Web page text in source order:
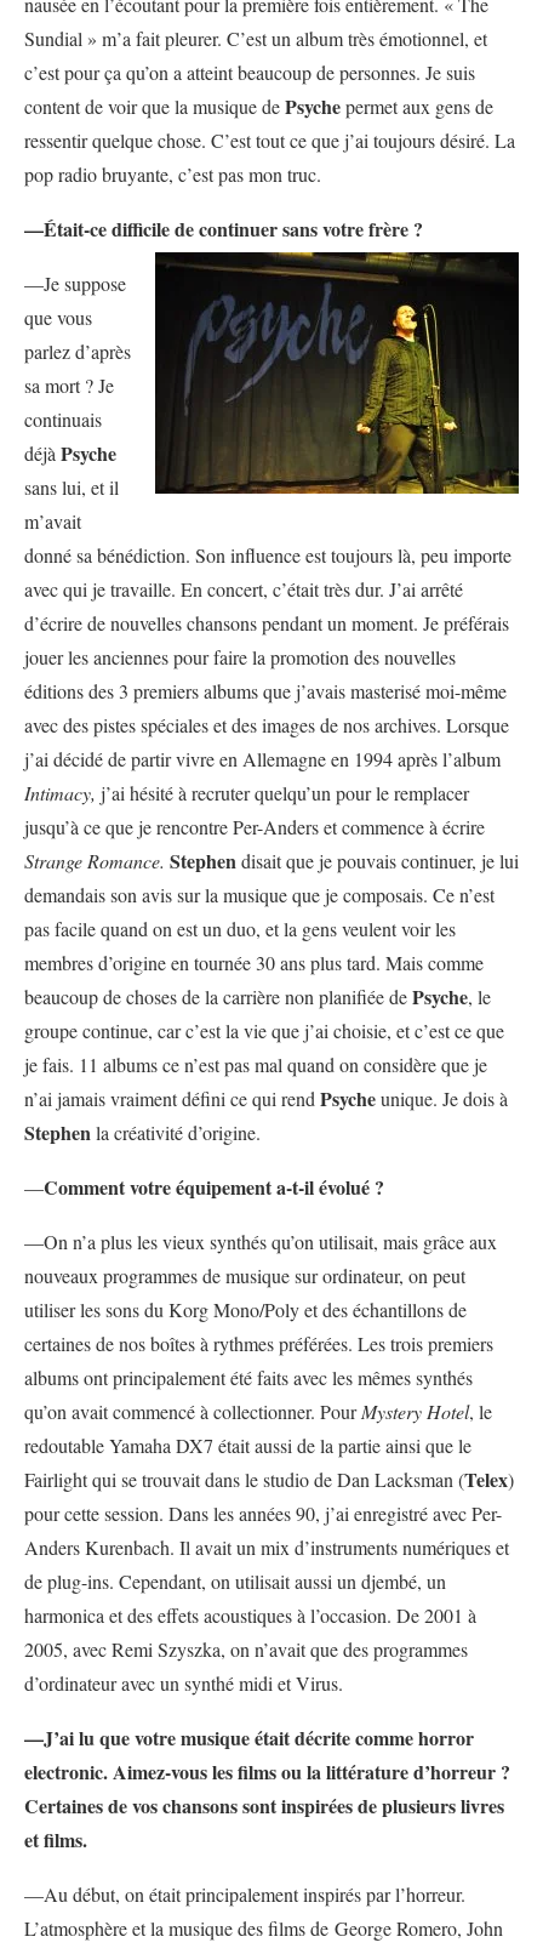
Sundial » m’a fait pleurer. C’est un album très émotionnel, et
c’est pour ça qu’on a atteint beaucoup de personnes. Je suis
content de voir que la musique dePsychepermet aux gens de
ressentir quelque chose. C’est tout ce que j’ai toujours désiré. La
pop radio bruyante, c’est pas mon truc.
—Était-ce difficile de continuer sans votre frère ?
—Je suppose
que vous
parlez d’après
sa mort ? Je
continuais
déjà Psyche
sans lui, et il
m’avait
donné sa bénédiction. Son influence est toujours là, peu importe
avec qui je travaille. En concert, c’était très dur. J’ai arrêté
d’écrire de nouvelles chansons pendant un moment. Je préférais
jouer les anciennes pour faire la promotion des nouvelles
éditions des 3 premiers albums que j’avais masterisé moi-même
avec des pistes spéciales et des images de nos archives. Lorsque
j’ai décidé de partir vivre en Allemagne en 1994 après l’album
Intimacy, j’ai hésité à recruter quelqu’un pour le remplacer
jusqu’à ce que je rencontre Per-Anders et commence à écrire
Strange Romance. Stephendisait que je pouvais continuer, je lui
demandais son avis sur la musique que je composais. Ce n’est
pas facile quand on est un duo, et la gens veulent voir les
membres d’origine en tournée 30 ans plus tard. Mais comme
beaucoup de choses de la carrière non planifiée dePsyche, le
groupe continue, car c’est la vie que j’ai choisie, et c’est ce que
je fais. 11 albums ce n’est pas mal quand on considère que je
n’ai jamais vraiment défini ce qui rend Psycheunique. Je dois à
Stephenla créativité d’origine.
—Comment votre équipement a-t-il évolué ?
—On n’a plus les vieux synthés qu’on utilisait, mais grâce aux
nouveaux programmes de musique sur ordinateur, on peut
utiliser les sons du Korg Mono/Poly et des échantillons de
certaines de nos boîtes à rythmes préférées. Les trois premiers
albums ont principalement été faits avec les mêmes synthés
qu’on avait commencé à collectionner. PourMystery Hotel, le
redoutable Yamaha DX7 était aussi de la partie ainsi que le
Fairlight qui se trouvait dans le studio de Dan Lacksman (Telex)
pour cette session. Dans les années 90, j’ai enregistré avec Per-
Anders Kurenbach. Il avait un mix d’instruments numériques et
de plug-ins. Cependant, on utilisait aussi un djembé, un
harmonica et des effets acoustiques à l’occasion. De 2001 à
2005, avec Remi Szyszka, on n’avait que des programmes
d’ordinateur avec un synthé midi et Virus.
—J’ai lu que votre musique était décrite comme horror
electronic. Aimez-vous les films ou la littérature d’horreur ?
Certaines de vos chansons sont inspirées de plusieurs livres
et films.
—Au début, on était principalement inspirés par l’horreur.
L’atmosphère et la musique des films de George Romero, John